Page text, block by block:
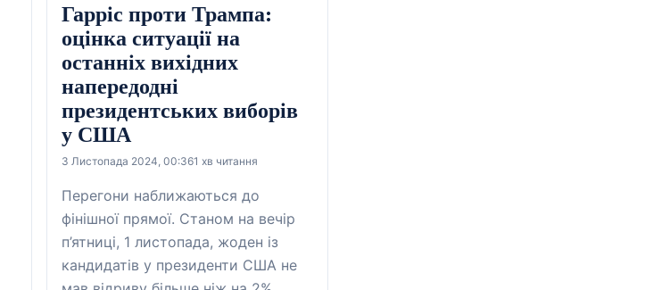
Гарріс проти Трампа:
оцінка ситуації на
останніх вихідних
напередодні
президентських виборів
у США
3 Листопада 2024, 00:361 хв читання
Перегони наближаються до
фінішної прямої. Станом на вечір
п’ятниці, 1 листопада, жоден із
кандидатів у президенти США не